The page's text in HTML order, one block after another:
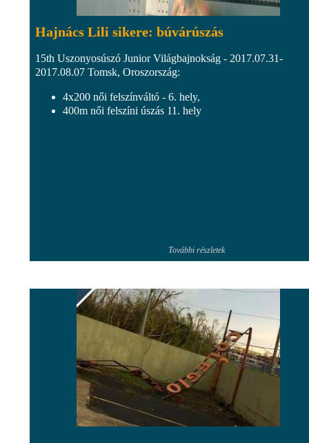
Hajnács Lili sikere: búvárúszás
15th Uszonyosúszó Junior Világbajnokság - 2017.07.31-
2017.08.07 Tomsk, Oroszország:
4x200 női felszínváltó - 6. hely,
400m női felszíni úszás 11. hely
További részletek